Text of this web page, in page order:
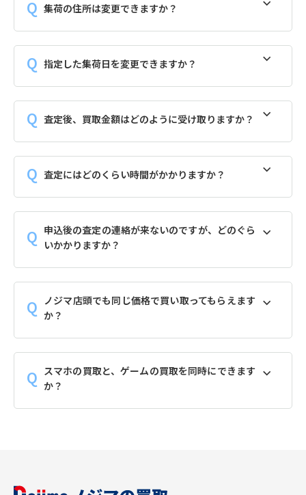
集荷の住所は変更できますか？
指定した集荷日を変更できますか？
査定後、買取金額はどのように受け取りますか？
査定にはどのくらい時間がかかりますか？
申込後の査定の連絡が来ないのですが、どのぐら
いかかりますか？
ノジマ店頭でも同じ価格で買い取ってもらえます
か？
スマホの買取と、ゲームの買取を同時にできます
か？